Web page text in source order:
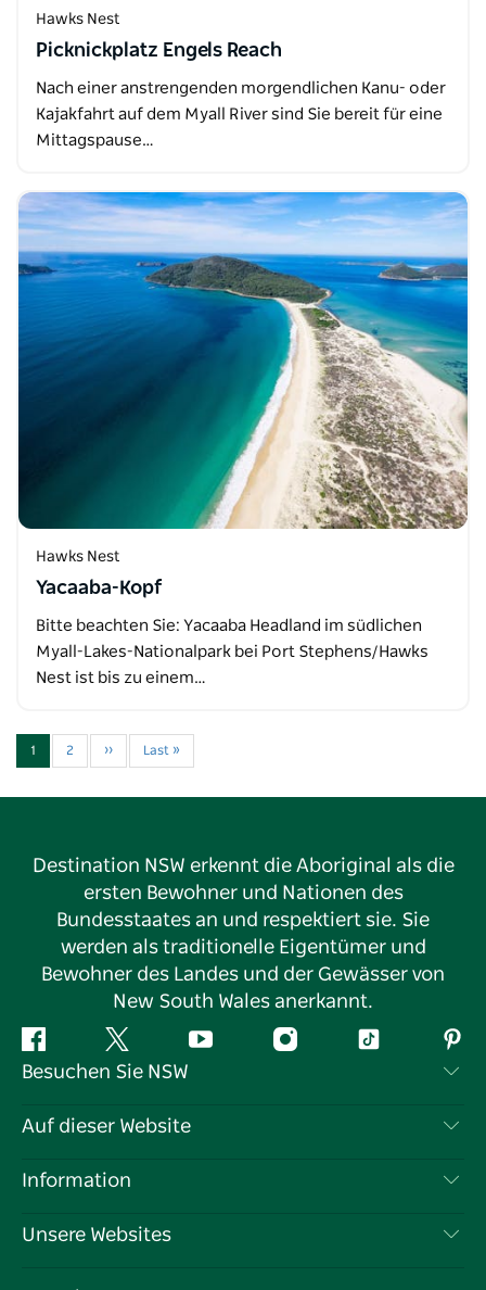
Hawks Nest
Picknickplatz Engels Reach
Nach einer anstrengenden morgendlichen Kanu- oder
Kajakfahrt auf dem Myall River sind Sie bereit für eine
Mittagspause…
Hawks Nest
Yacaaba-Kopf
Bitte beachten Sie: Yacaaba Headland im südlichen
Myall-Lakes-Nationalpark bei Port Stephens/Hawks
Nest ist bis zu einem…
1 2 ›› Last »
Destination NSW erkennt die Aboriginal als die
ersten Bewohner und Nationen des
Bundesstaates an und respektiert sie. Sie
werden als traditionelle Eigentümer und
Bewohner des Landes und der Gewässer von
New South Wales anerkannt.
Facebook Twitter YouTube InstagramTikTok
Besuchen Sie NSW
Kontaktieren Sie uns
Cookie-Hinweis
Auf dieser Website
Reiseziele
Information
Reiseinformationen
Unsere Websites